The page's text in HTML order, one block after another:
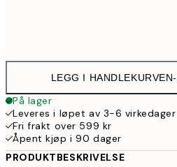
LEGG I HANDLEKURVEN-
På lager
Leveres i løpet av 3-6 virkedager
Fri frakt over 599 kr
Åpent kjøp i 90 dager
PRODUKTBESKRIVELSE